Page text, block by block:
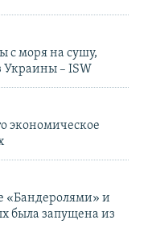
с моря на сушу,
Украины – ISW
экономическое
«Бандеролями» и
была запущена из